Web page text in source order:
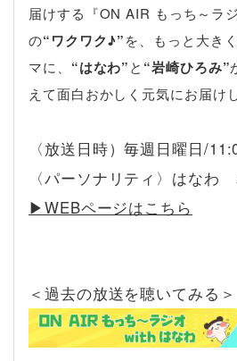
届けする『ON AIR もっち～ラ
の“ワクワク♪”を、もっと大き
マに、 “はなわ”と “岩崎ひろみ”
えて面白おかしく元気にお届け
〈放送日時）毎週日曜日/
〈パーソナリティ〉はなわ
▶︎WEBページはこちら
＜過去の放送を聴いてみる＞